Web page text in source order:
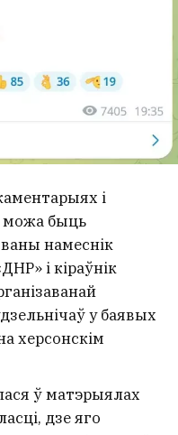
і
можа быць
намеснік
і кіраўнік
у баявых
херсонскім
ў матэрыялах
дзе яго
якія
гарадах і
Што